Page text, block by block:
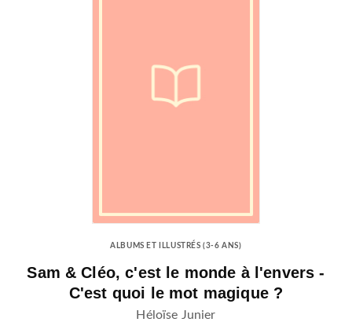
ALBUMS ET ILLUSTRÉS (3-6 ANS)
Sam & Cléo, c'est le monde à l'envers -
C'est quoi le mot magique ?
Héloïse Junier